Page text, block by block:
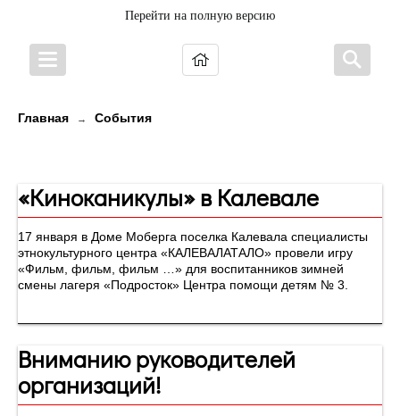
Перейти на полную версию
Главная → События
«Киноканикулы» в Калевале
17 января в Доме Моберга поселка Калевала специалисты
этнокультурного центра «КАЛЕВАЛАТАЛО» провели игру
«Фильм, фильм, фильм …» для воспитанников зимней
смены лагеря «Подросток» Центра помощи детям № 3.
Вниманию руководителей
организаций!